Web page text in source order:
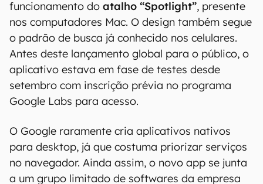
funcionamento do atalho “Spotlight”, presente
nos computadores Mac. O design também segue
o padrão de busca já conhecido nos celulares.
Antes deste lançamento global para o público, o
aplicativo estava em fase de testes desde
setembro com inscrição prévia no programa
Google Labs para acesso.
O Google raramente cria aplicativos nativos
para desktop, já que costuma priorizar serviços
no navegador. Ainda assim, o novo app se junta
a um grupo limitado de softwares da empresa